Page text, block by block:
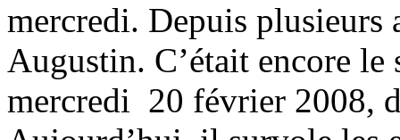
mercredi. Depuis plusieurs
Augustin. C’était encore le
mercredi 20 février 2008,